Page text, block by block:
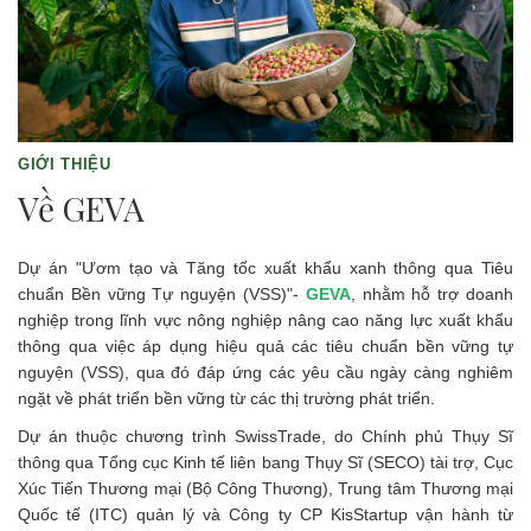
GIỚI THIỆU
Về GEVA
Dự án "Ươm tạo và Tăng tốc xuất khẩu xanh thông qua Tiêu
chuẩn Bền vững Tự nguyện (VSS)"- GEVA, nhằm hỗ trợ doanh
nghiệp trong lĩnh vực nông nghiệp nâng cao năng lực xuất khẩu
thông qua việc áp dụng hiệu quả các tiêu chuẩn bền vững tự
nguyện (VSS), qua đó đáp ứng các yêu cầu ngày càng nghiêm
ngặt về phát triển bền vững từ các thị trường phát triển.
Dự án thuộc chương trình SwissTrade, do Chính phủ Thụy Sĩ
thông qua Tổng cục Kinh tế liên bang Thụy Sĩ (SECO) tài trợ, Cục
Xúc Tiến Thương mại (Bộ Công Thương), Trung tâm Thương mại
Quốc tế (ITC) quản lý và Công ty CP KisStartup vận hành từ